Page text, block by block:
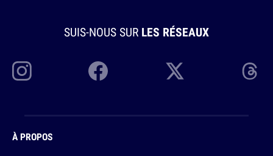
SUIS-NOUS SUR LES RÉSEAUX
À PROPOS